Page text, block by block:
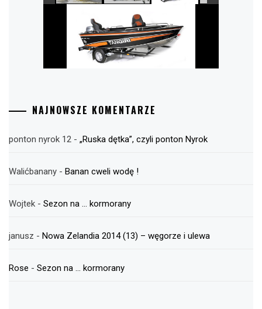
NAJNOWSZE KOMENTARZE
ponton nyrok 12 - „Ruska dętka”, czyli ponton Nyrok
Walićbanany - Banan cweli wodę !
Wojtek - Sezon na … kormorany
janusz - Nowa Zelandia 2014 (13) – węgorze i ulewa
Rose - Sezon na … kormorany